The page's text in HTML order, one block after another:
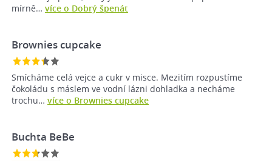
mírně… více o Dobrý špenát
Brownies cupcake
Smícháme celá vejce a cukr v misce. Mezitím rozpustíme
čokoládu s máslem ve vodní lázni dohladka a necháme
trochu… více o Brownies cupcake
Buchta BeBe